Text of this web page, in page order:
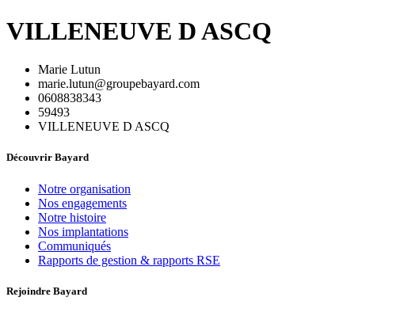
VILLENEUVE D ASCQ
Marie Lutun
marie.lutun@groupebayard.com
0608838343
59493
VILLENEUVE D ASCQ
Découvrir Bayard
Notre organisation
Nos engagements
Notre histoire
Nos implantations
Communiqués
Rapports de gestion & rapports RSE
Rejoindre Bayard